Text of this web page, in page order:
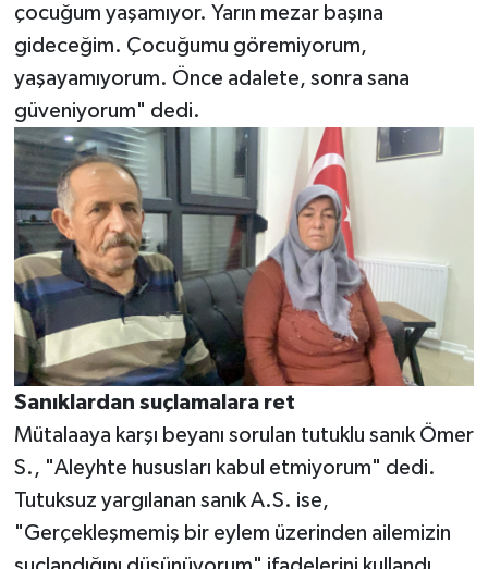
çocuğum yaşamıyor. Yarın mezar başına
gideceğim. Çocuğumu göremiyorum,
yaşayamıyorum. Önce adalete, sonra sana
güveniyorum" dedi.
Sanıklardan suçlamalara ret
Mütalaaya karşı beyanı sorulan tutuklu sanık Ömer
S., "Aleyhte hususları kabul etmiyorum" dedi.
Tutuksuz yargılanan sanık A.S. ise,
"Gerçekleşmemiş bir eylem üzerinden ailemizin